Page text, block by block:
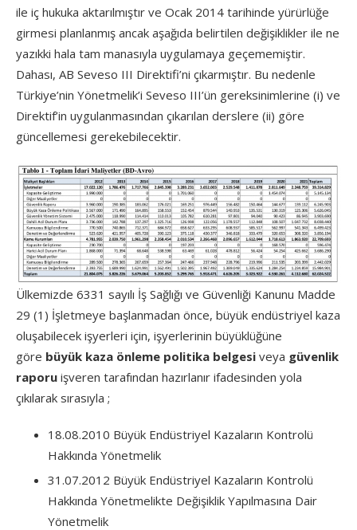
ile iç hukuka aktarılmıştır ve Ocak 2014 tarihinde yürürlüğe
girmesi planlanmış ancak aşağıda belirtilen değişiklikler ile ne
yazıkki hala tam manasıyla uygulamaya geçememiştir.
Dahası, AB Seveso III Direktifi’ni çıkarmıştır. Bu nedenle
Türkiye’nin Yönetmelik’i Seveso III’ün gereksinimlerine (i) ve
Direktif’in uygulanmasından çıkarılan derslere (ii) göre
güncellemesi gerekebilecektir.
Ülkemizde 6331 sayılı İş Sağlığı ve Güvenliği Kanunu Madde
29 (1) İşletmeye başlanmadan önce, büyük endüstriyel kaza
oluşabilecek işyerleri için, işyerlerinin büyüklüğüne
göre büyük kaza önleme politika belgesi veya güvenlik
raporu işveren tarafından hazırlanır ifadesinden yola
çıkılarak sırasıyla ;
18.08.2010 Büyük Endüstriyel Kazaların Kontrolü
Hakkında Yönetmelik
31.07.2012 Büyük Endüstriyel Kazaların Kontrolü
Hakkında Yönetmelikte Değişiklik Yapılmasına Dair
Yönetmelik